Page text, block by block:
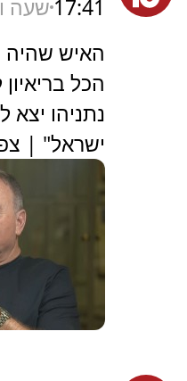
17:41 שעה ו-54
האיש שהיה
הכל בריאיון
נתניהו
ישראל" |